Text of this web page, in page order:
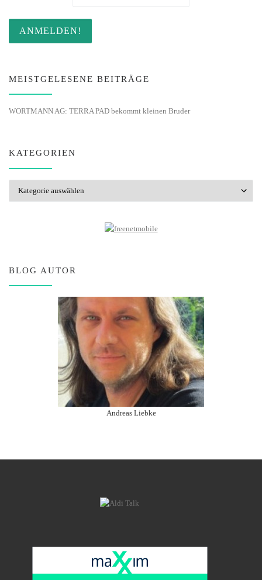
MEISTGELESENE BEITRÄGE
WORTMANN AG: TERRA PAD bekommt kleinen Bruder
KATEGORIEN
BLOG AUTOR
Andreas Liebke